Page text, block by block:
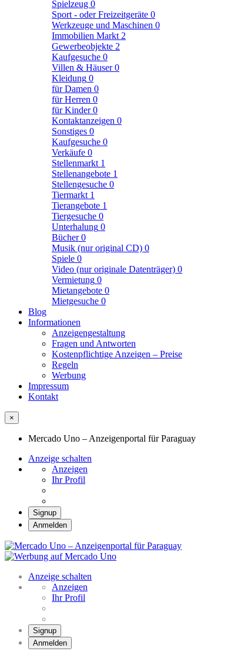
Spielzeug 0
Sport - oder Freizeitgeräte 0
Werkzeuge und Maschinen 0
Immobilien Markt 2
Gewerbeobjekte 2
Kaufgesuche 0
Villen & Häuser0
Kleidung 0
für Damen 0
für Herren 0
für Kinder0
Kontaktanzeigen 0
Sonstiges 0
Kaufgesuche 0
Verkäufe 0
Stellenmarkt 1
Stellenangebote 1
Stellengesuche 0
Tiermarkt 1
Tierangebote 1
Tiergesuche 0
Unterhalung 0
Bücher0
Musik (nur original CD) 0
Spiele 0
Video (nur originale Datenträger) 0
Vermietung 0
Mietangebote 0
Mietgesuche 0
Blog
Informationen
Anzeigengestaltung
Fragen und Antworten
Kostenpflichtige Anzeigen – Preise
Regeln
Werbung
Impressum
Kontakt
×
Mercado Uno – Anzeigenportal für Paraguay
Anzeige schalten
Anzeigen
Ihr Profil
Signup
Anmelden
Anzeige schalten
Anzeigen
Ihr Profil
Signup
Anmelden